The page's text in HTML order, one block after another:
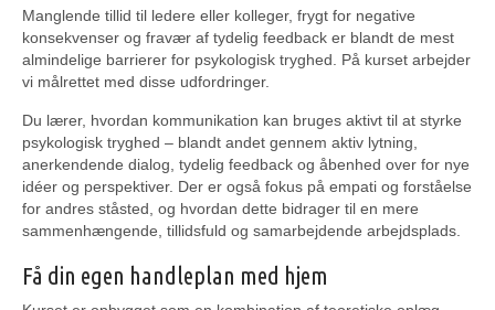
Manglende tillid til ledere eller kolleger, frygt for negative
konsekvenser og fravær af tydelig feedback er blandt de mest
almindelige barrierer for psykologisk tryghed. På kurset arbejder
vi målrettet med disse udfordringer.
Du lærer, hvordan kommunikation kan bruges aktivt til at styrke
psykologisk tryghed – blandt andet gennem aktiv lytning,
anerkendende dialog, tydelig feedback og åbenhed over for nye
idéer og perspektiver. Der er også fokus på empati og forståelse
for andres ståsted, og hvordan dette bidrager til en mere
sammenhængende, tillidsfuld og samarbejdende arbejdsplads.
Få din egen handleplan med hjem